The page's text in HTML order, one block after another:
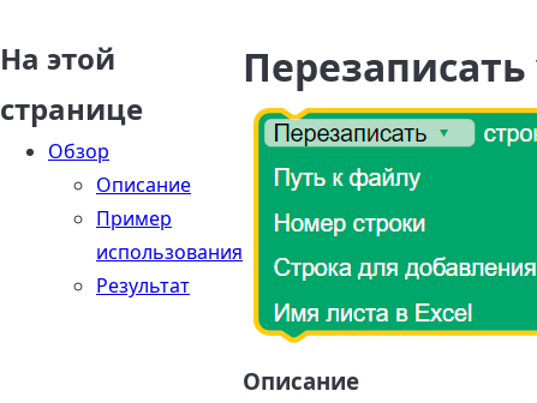
На этой
странице
Обзор
Описание
Пример
использования
Результат
Перезаписать
Описание